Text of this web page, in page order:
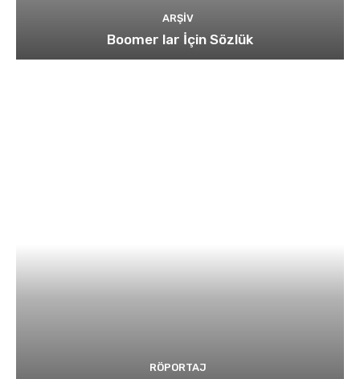
ARŞIV
Boomer lar İçin Sözlük
RÖPORTAJ